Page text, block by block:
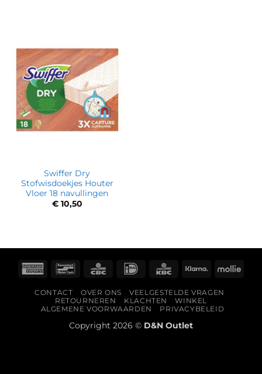
Swiffer Dry
Stofwisdoekjes Houter
Vloer 18 navullingen
€10,50
American BancontactCBC IDeal KBC Klarna
CONTACT OVER ONS
VEELGESTELDE VRAGEN
RETOURNEREN
KLACHTEN
WINKEL
ALGEMENE VOORWAARDEN
PRIVACYBELEID
Copyright 2026 © D&N Outlet